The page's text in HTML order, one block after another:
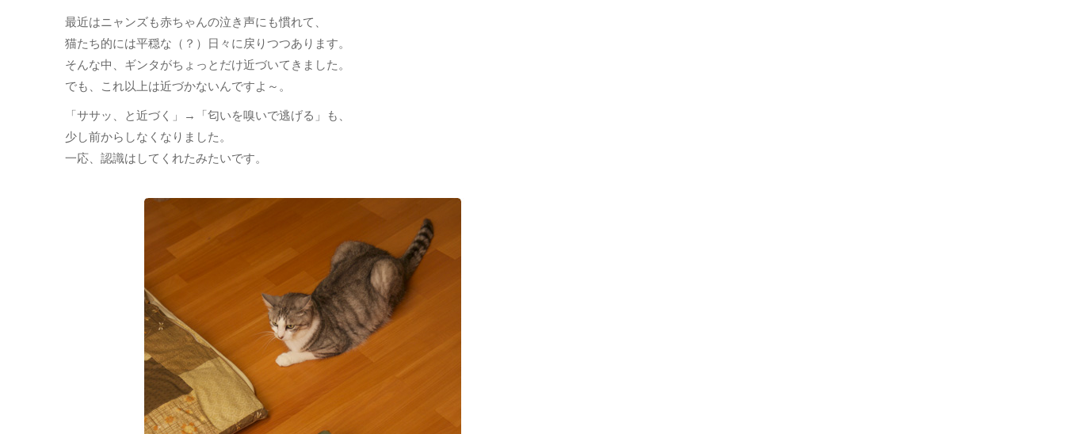
最近はニャンズも赤ちゃんの泣き声にも慣れて、
猫たち的には平穏な（？）日々に戻りつつあります。
そんな中、ギンタがちょっとだけ近づいてきました。
でも、これ以上は近づかないんですよ～。
「ササッ、と近づく」→「匂いを嗅いで逃げる」も、
少し前からしなくなりました。
一応、認識はしてくれたみたいです。